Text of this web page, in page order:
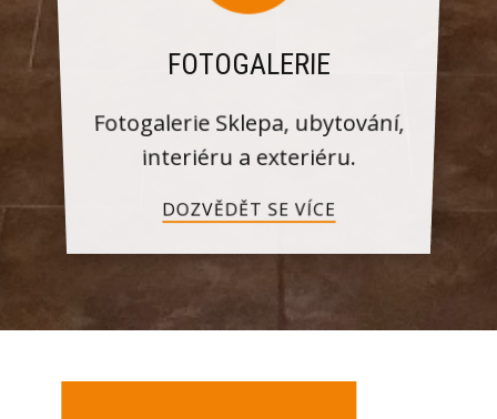
FOTOGALERIE
Fotogalerie Sklepa, ubytování,
interiéru a exteriéru.
DOZVĚDĚT SE VÍCE